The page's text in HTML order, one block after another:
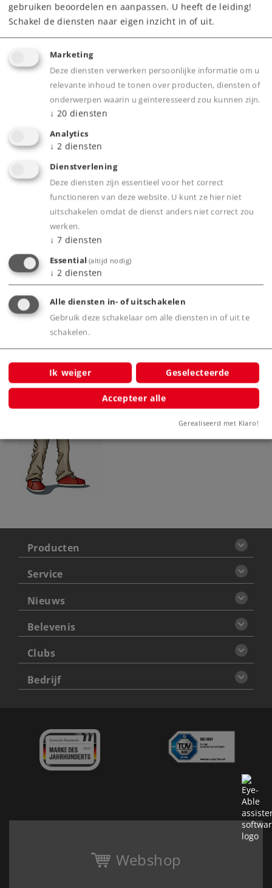
Märklin Start up Club
Voor nog meer informatie en plezier rond om
het thema modelspoorbaan is er de Märklin
Het Start up Club Magazin verschijnt 6 maal per
jaar en biedt vele interessante verhalen, dolle
komische situaties met hoofrolspeler Tim
Tender en veel speelplezier rondom de
(model-)spoorbaan!
DuitseofEngelse
Website is nog veel meer te ontdekken.
Meer over de Märklin Start up Club
Producten
Service
Nieuws
Belevenis
Clubs
Bedrijf
Webshop
gebruiken beoordelen en aanpassen. U heeft de leiding!
Schakel de diensten naar eigen inzicht in of uit.
Marketing
Deze diensten verwerken persoonlijke informatie om u
relevante inhoud te tonen over producten, diensten of
onderwerpen waarin u geïnteresseerd zou kunnen zijn.
↓ 20 diensten
Analytics
↓ 2 diensten
Dienstverlening
Deze diensten zijn essentieel voor het correct
functioneren van deze website. U kunt ze hier niet
uitschakelen omdat de dienst anders niet correct zou
werken.
↓ 7 diensten
Essential (altijd nodig)
↓ 2 diensten
Alle diensten in- of uitschakelen
Gebruik deze schakelaar om alle diensten in of uit te
schakelen.
Ik weiger Geselecteerde
Accepteer alle
Gerealiseerd met Klaro!